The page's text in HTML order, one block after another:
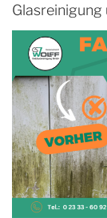
Glasreinigung